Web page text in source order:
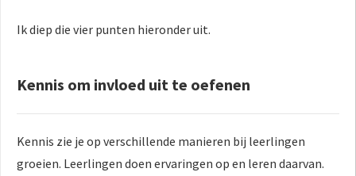
Ik diep die vier punten hieronder uit.
Kennis om invloed uit te oefenen
Kennis zie je op verschillende manieren bij leerlingen
groeien. Leerlingen doen ervaringen op en leren daarvan.